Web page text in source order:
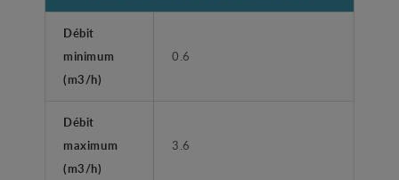
Débit
minimum
(m3/h)
0.6
Débit
maximum
(m3/h)
3.6